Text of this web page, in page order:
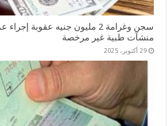
سجن وغرامة 2 مليون جنيه عقوبة
منشآت طبية غير مرخصة
29 أكتوبر، 2025